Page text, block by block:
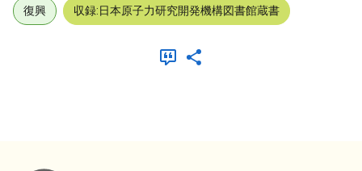
復興 収録:日本原子力研究開発機構図書館蔵書